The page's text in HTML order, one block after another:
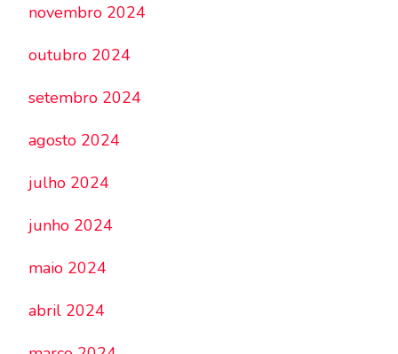
novembro 2024
outubro 2024
setembro 2024
agosto 2024
julho 2024
junho 2024
maio 2024
abril 2024